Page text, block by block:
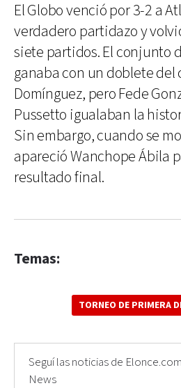
El Globo venció por 3-2 a
verdadero partidazo y
siete partidos. El conjunto
ganaba con un doblete del
Domínguez, pero Fede
Pussetto igualaban la
Sin embargo, cuando se
apareció Wanchope Ábila
resultado final.
Temas:
TORNEO DE PRIMERA
Seguí las noticias de
News